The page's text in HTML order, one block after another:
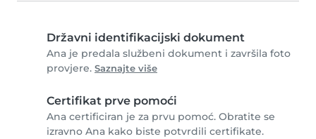
Državni identifikacijski dokument
Ana je predala službeni dokument i završila foto
provjere. Saznajte više
Certifikat prve pomoći
Ana certificiran je za prvu pomoć. Obratite se
izravno Ana kako biste potvrdili certifikate.